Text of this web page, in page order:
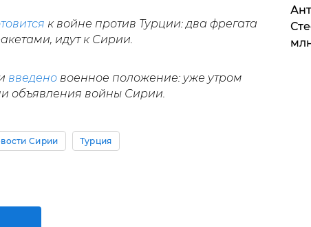
к войне против Турции: два фрегата
идут к Сирии.
введеновоенное положение: уже утром
объявления войны Сирии.
Сирии Турция